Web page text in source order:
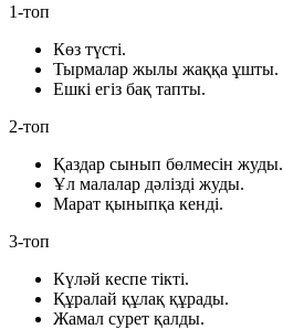
1-топ
Көз түсті.
Тырмалар жылы жаққа ұшты.
Ешкі егіз бақ тапты.
2-топ
Қаздар сынып бөлмесін жуды.
Ұл малалар дәлізді жуды.
Марат қыныпқа кенді.
3-топ
Күләй кеспе тікті.
Құралай құлақ құрады.
Жамал сурет қалды.